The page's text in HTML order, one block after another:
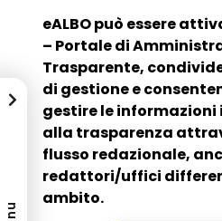
eALBO può essere
– Portale di
Trasparente,
di gestione e
gestire le informazioni
alla trasparenza
flusso redazionale,
redattori/uffici
ambito.